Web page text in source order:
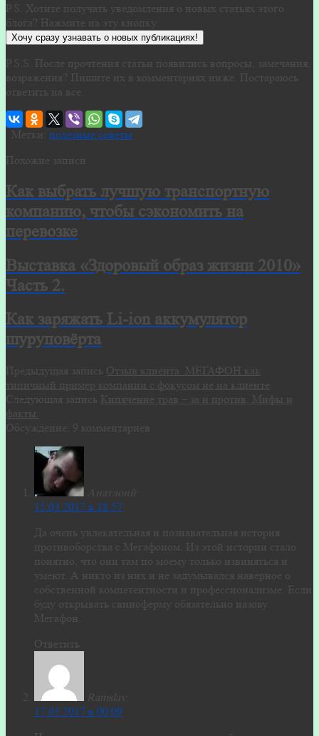
P.S. Хотите получать уведомления о новых статьях этого
блога? Нажмите на эту кнопку:
Хочу сразу узнавать о новых публикациях!
P.S.S. После прочтения статьи появились вопросы, замечания,
возражения? Пишите их в комментариях ниже. Постараюсь
ответить на все.
Метки: полезные советы
Похожие записи
Как выбрать лучшую транспортную
компанию, чтобы сэкономить на
перевозке
Выставка «Здоровый образ жизни 2010»
Часть 2.
Как заряжать Li-ion аккумулятор
шуруповёрта
Предыдущая запись Отзыв клиента. МЕГАФОН как
типичный пример компании с фокусом не на клиенте
Следующая запись Кипячение трав – за и против. Мифы и
факты.
Обсуждение: 9 комментариев
Анатлоий
15.03.2017 в 18:57
Да очень увлекательная и познавательная история
противоборства с Мегафоном. Из этой истории стало
понятно, что они там по моему только извиняться и
умеют. А никто из них и не задумывался наверное о
собственной компетентности и профессионализме. Если
буду открывать свиноферму обязательно назову
Мегафон.
Ответить
Ramslav
17.03.2017 в 00:09